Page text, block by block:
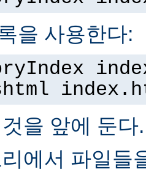
을 사용한다:
을 앞에 둔다.
에서 파일들